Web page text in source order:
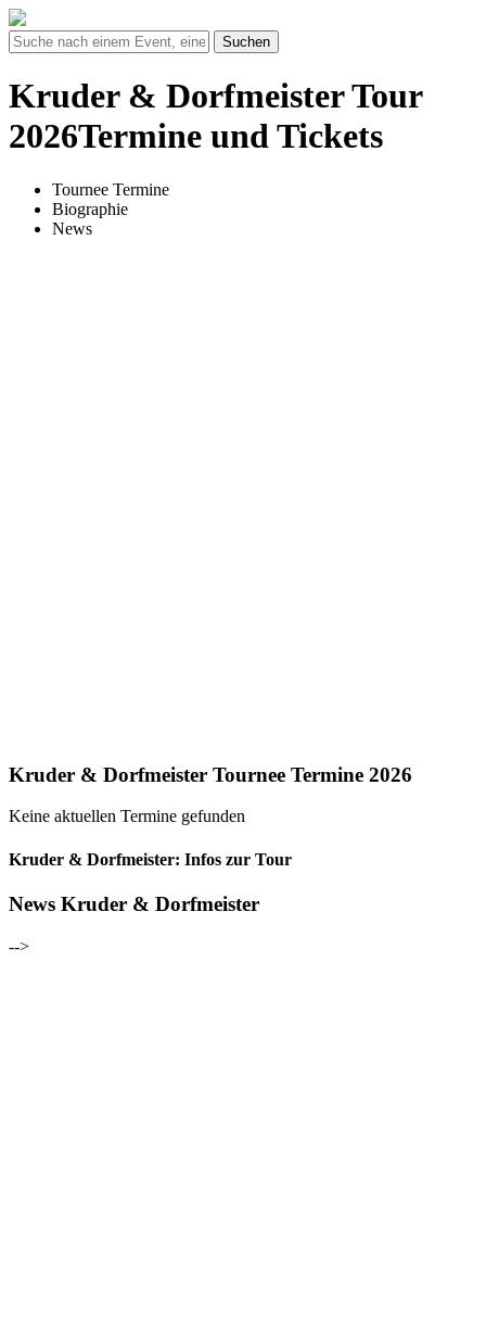
Suchen
Kruder & Dorfmeister Tour
2026Termine und Tickets
Tournee Termine
Biographie
News
Kruder & Dorfmeister Tournee Termine 2026
Keine aktuellen Termine gefunden
Kruder & Dorfmeister: Infos zur Tour
News Kruder & Dorfmeister
-->